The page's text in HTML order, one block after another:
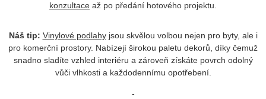
konzultace až po předání hotového projektu.
Náš tip: Vinylové podlahyjsou skvělou volbou nejen pro byty, ale i
pro komerční prostory. Nabízejí širokou paletu dekorů, díky čemuž
snadno sladíte vzhled interiéru a zároveň získáte povrch odolný
vůči vlhkosti a každodennímu opotřebení.
-